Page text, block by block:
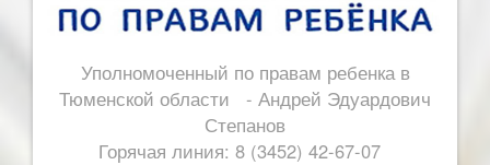
Уполномоченный по правам ребенка в
Тюменской области - Андрей Эдуардович
Степанов
Горячая линия: 8 (3452) 42-67-07